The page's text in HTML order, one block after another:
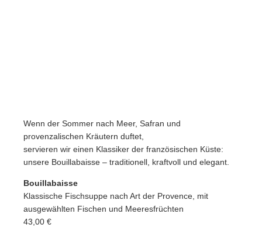
Wenn der Sommer nach Meer, Safran und
provenzalischen Kräutern duftet,
servieren wir einen Klassiker der französischen Küste:
unsere Bouillabaisse – traditionell, kraftvoll und elegant.
Bouillabaisse
Klassische Fischsuppe nach Art der Provence, mit
ausgewählten Fischen und Meeresfrüchten
43,00 €